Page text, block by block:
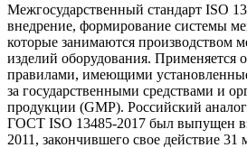
Межгосударственный стандарт ISO
внедрение, формирование системы
которые занимаются производством
изделий оборудования. Применяется
правилами, имеющими
за государственными средствами и
продукции (GMP). Российский
ГОСТ ISO 13485-2017 был выпущен
2011, закончившего свое действие 31